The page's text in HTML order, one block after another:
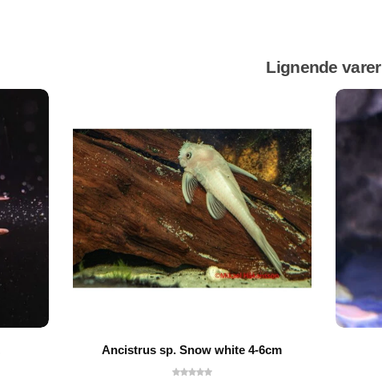
Lignende varer
Ancistrus sp. Snow white 4-6cm